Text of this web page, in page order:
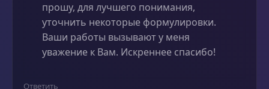
прошу, для лучшего понимания,
уточнить некоторые формулировки.
Ваши работы вызывают у меня
уважение к Вам. Искреннее спасибо!
Ответить